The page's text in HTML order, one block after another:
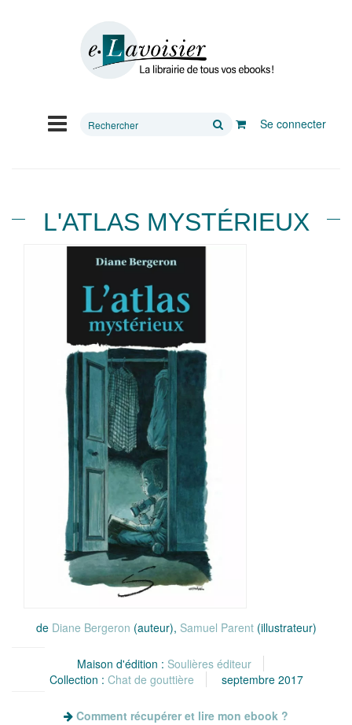
Rechercher
Se connecter
L'ATLAS MYSTÉRIEUX
de Diane Bergeron (auteur), Samuel Parent(illustrateur)
Maison d'édition : Soulières éditeur
Collection : Chat de gouttière septembre 2017
Comment récupérer et lire mon ebook ?